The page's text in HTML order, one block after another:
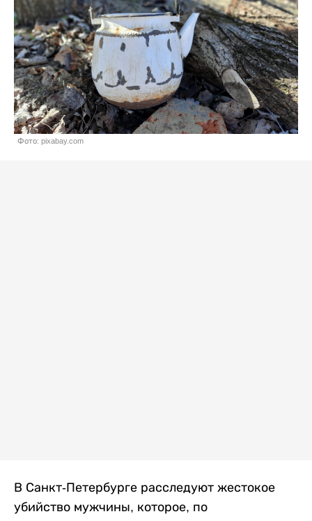
Фото: pixabay.com
В Санкт-Петербурге расследуют жестокое
убийство мужчины, которое, по